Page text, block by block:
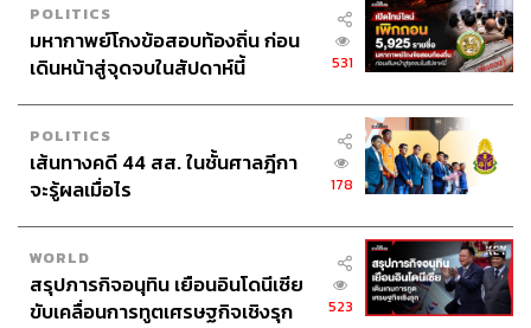
POLITICS
มหากาพย์โกงข้อสอบท้องถิ่น ก่อน
เดินหน้าสู่จุดจบในสัปดาห์นี้
531
POLITICS
เส้นทางคดี 44 สส. ในชั้นศาลฎีกา
จะรู้ผลเมื่อไร
178
WORLD
สรุปภารกิจอนุทิน เยือนอินโดนีเซีย
ขับเคลื่อนการทูตเศรษฐกิจเชิงรุก
523